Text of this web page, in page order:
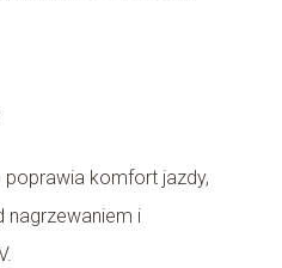
poprawia komfort jazdy,
nagrzewaniem i